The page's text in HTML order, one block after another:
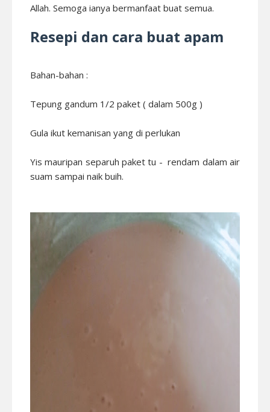
Allah. Semoga ianya bermanfaat buat semua.
Resepi dan cara buat apam
Bahan-bahan :
Tepung gandum 1/2 paket ( dalam 500g )
Gula ikut kemanisan yang di perlukan
Yis mauripan separuh paket tu - rendam dalam air
suam sampai naik buih.